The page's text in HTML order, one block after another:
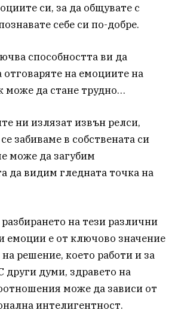
си, за да общувате с
себе си по-добре.
способността ви да
отговаряте на емоциите на
може да стане трудно…
ни излязат извън релси,
забиваме в собствената си
може да загубим
да видим гледната точка на
на тези различни
емоции е от ключово значение
решение, което работи и за
други думи, здравето на
може да зависи от
интелигентност.